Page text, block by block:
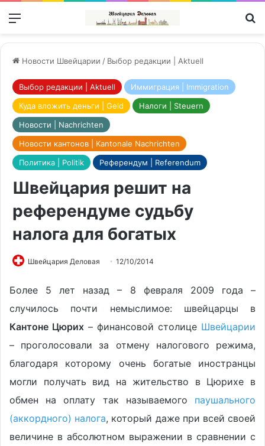
Меню
Новости Швейцарии / Выбор редакции | Aktuell
Выбор редакции | Aktuell
Иммиграция | Immigration
Куда вложить деньги | Geld
Налоги | Steuern
Новости | Nachrichten
Новости кантонов | Kantonale Nachrichten
Политика | Politik
Референдум | Referendum
Швейцария решит на
референдуме судьбу
налога для богатых
Швейцария Деловая 12/10/2014
Более 5 лет назад – 8 февраля 2009 года –
случилось почти немыслимое: швейцарцы в
Кантоне Цюрих – финансовой столице Швейцарии
– проголосовали за отмену налогового режима,
благодаря которому очень богатые иностранцы
могли получать вид на жительство в Цюрихе в
обмен на оплату так называемого паушального
(аккордного) налога, который даже при всей своей
величине в абсолютном выражении в сравнении с